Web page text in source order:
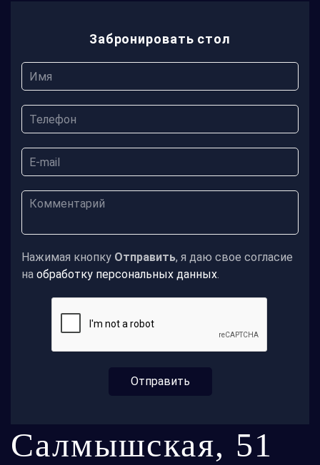
Забронировать стол
Нажимая кнопку Отправить, я даю свое согласие
на обработку персональных данных.
Отправить
Салмышская, 51